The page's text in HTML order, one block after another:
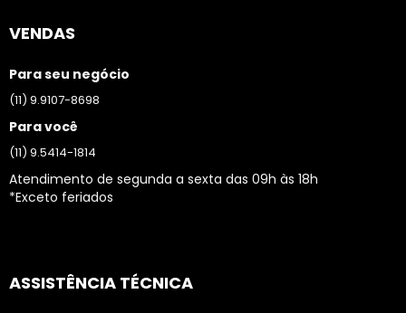
VENDAS
Para seu negócio
(11) 9.9107-8698
Para você
(11) 9.5414-1814
Atendimento de segunda a sexta das 09h às 18h
*Exceto feriados
ASSISTÊNCIA TÉCNICA